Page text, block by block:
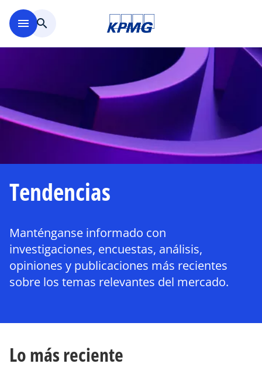
menu search
Tendencias
Manténganse informado con
investigaciones, encuestas, análisis,
opiniones y publicaciones más recientes
sobre los temas relevantes del mercado.
Lo más reciente